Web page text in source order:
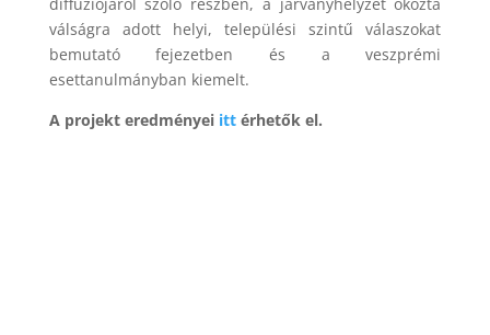
válságra adott helyi, települési szintű válaszokat
bemutató fejezetben és a veszprémi
esettanulmányban kiemelt.
A projekt eredményei ittérhetők el.